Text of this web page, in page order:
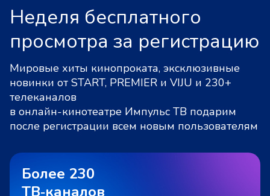
Неделя бесплатного
просмотра за регистрацию
Мировые хиты кинопроката, эксклюзивные
новинки от START, PREMIER и VIJU и 230+
телеканалов
в онлайн-кинотеатре Импульс ТВ подарим
после регистрации всем новым пользователям
Более 230
ТВ‑каналов